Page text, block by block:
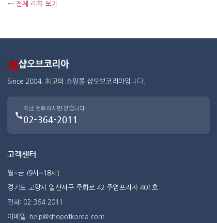
← 전체 리뷰 보기
Since 2004. 최고의 쇼핑몰 샵오브코리아입니다.
지금 전화하시면 받습니다!
02-364-2011
고객센터
월~금 (9시~18시)
경기도 고양시 일산서구 주화로 42 주엽프라자 401호
전화: 02-364-2011
이메일: help@shopofkorea.com